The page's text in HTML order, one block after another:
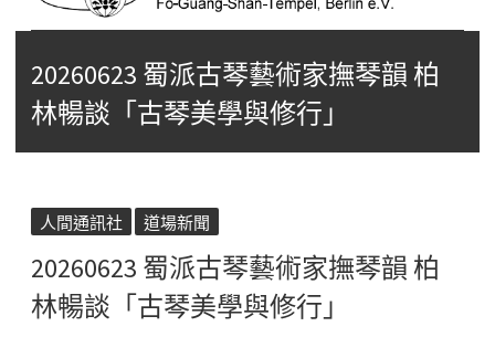
Fo-Guang-Shan-Tempel, Berlin e.V.
20260623 蜀派古琴藝術家撫琴韻 柏
林暢談「古琴美學與修行」
人間通訊社 道場新聞
20260623 蜀派古琴藝術家撫琴韻 柏
林暢談「古琴美學與修行」